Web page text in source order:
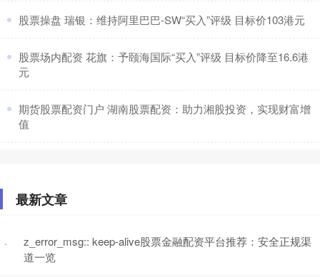
​股票操盘 瑞银：维持阿里巴巴-SW“买入”评级 目标价103港元
​股票场内配资 花旗：予颐海国际“买入”评级 目标价降至16.6港
元
​期货股票配资门户 湖南股票配资：助力湘股投资，实现财富增
值
最新文章
·
z_error_msg:: keep-alive股票金融配资平台推荐：安全正规渠
道一览